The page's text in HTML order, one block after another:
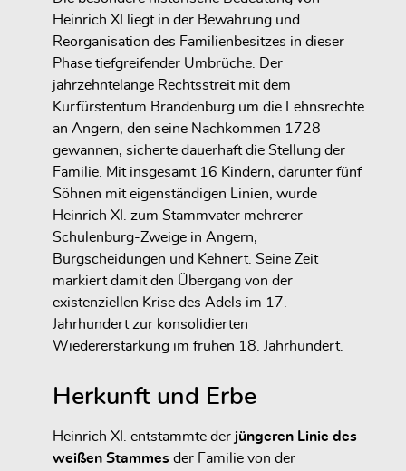
Heinrich XI liegt in der Bewahrung und
Reorganisation des Familienbesitzes in dieser
Phase tiefgreifender Umbrüche. Der
jahrzehntelange Rechtsstreit mit dem
Kurfürstentum Brandenburg um die Lehnsrechte
an Angern, den seine Nachkommen 1728
gewannen, sicherte dauerhaft die Stellung der
Familie. Mit insgesamt 16 Kindern, darunter fünf
Söhnen mit eigenständigen Linien, wurde
Heinrich XI. zum Stammvater mehrerer
Schulenburg-Zweige in Angern,
Burgscheidungen und Kehnert. Seine Zeit
markiert damit den Übergang von der
existenziellen Krise des Adels im 17.
Jahrhundert zur konsolidierten
Wiedererstarkung im frühen 18. Jahrhundert.
Herkunft und Erbe
Heinrich XI. entstammte der jüngeren Linie des
weißen Stammes der Familie von der